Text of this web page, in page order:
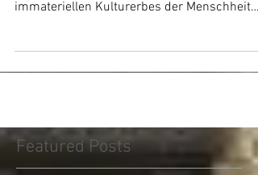
Die palästinensische Stickereikunst wurde
immateriellen Kulturerbes der Menschheit
aufgenommen. Die...